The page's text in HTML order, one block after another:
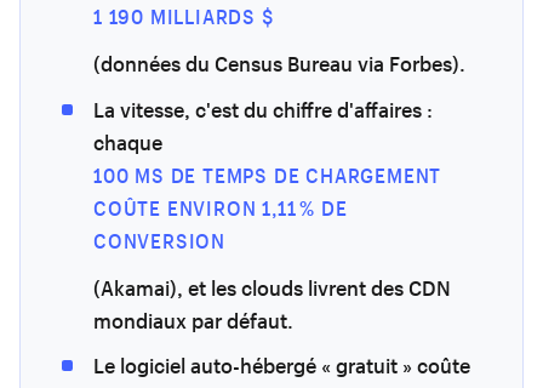
1 190 MILLIARDS $
(données du Census Bureau via Forbes).
La vitesse, c'est du chiffre d'affaires :
chaque
100 MS DE TEMPS DE CHARGEMENT
COÛTE ENVIRON 1,11 % DE
CONVERSION
(Akamai), et les clouds livrent des CDN
mondiaux par défaut.
Le logiciel auto-hébergé « gratuit » coûte